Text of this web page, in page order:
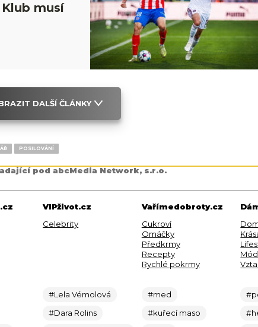
musí
DALŠÍ ČLÁNKY
POSILOVÁNÍ
pod abcMedia Network, s.r.o.
VIPživot.cz
Celebrity
#Lela Vémolová
#Dara Rolins
Vařímedobroty.cz
Cukroví
Omáčky
Předkrmy
Recepty
Rychlé pokrmy
#med
#kuřecí maso